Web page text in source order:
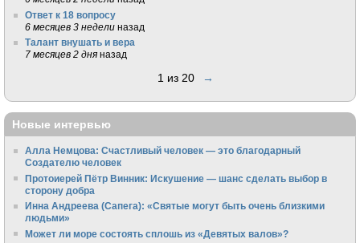
Ответ к 18 вопросу
6 месяцев 3 недели назад
Талант внушать и вера
7 месяцев 2 дня назад
1 из 20 →
Новые интервью
Алла Немцова: Счастливый человек — это благодарный
Создателю человек
Протоиерей Пётр Винник: Искушение — шанс сделать выбор в
сторону добра
Инна Андреева (Сапега): «Святые могут быть очень близкими
людьми»
Может ли море состоять сплошь из «Девятых валов»?